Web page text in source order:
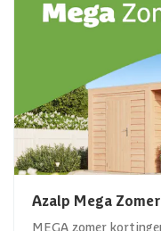
Azalp Mega
MEGA zomer